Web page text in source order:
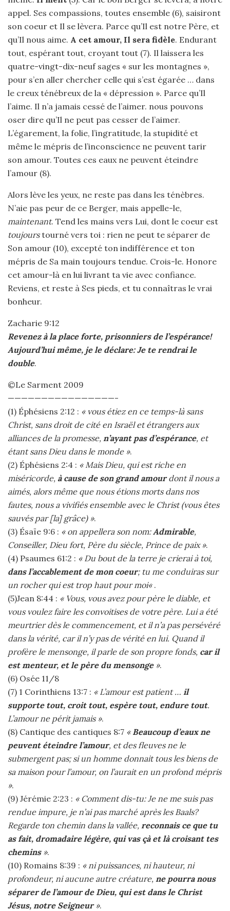
appel. Ses compassions, toutes ensemble (6), saisiront
son coeur et Il se lèvera. Parce qu’Il est notre Père, et
qu’Il nous aime. A cet amour, Il sera fidèle. Endurant
tout, espérant tout, croyant tout (7). Il laissera les
quatre-vingt-dix-neuf sages « sur les montagnes »,
pour s’en aller chercher celle qui s’est égarée … dans
le creux ténébreux de la « dépression ». Parce qu’Il
l’aime. Il n’a jamais cessé de l’aimer. nous pouvons
oser dire qu’Il ne peut pas cesser de l’aimer.
L’égarement, la folie, l’ingratitude, la stupidité et
même le mépris de l’inconscience ne peuvent tarir
son amour. Toutes ces eaux ne peuvent éteindre
l’amour (8).
Alors lève les yeux, ne reste pas dans les ténèbres.
N’aie pas peur de ce Berger, mais appelle-le,
maintenant. Tend les mains vers Lui, dont le coeur est
toujourstourné vers toi : rien ne peut te séparer de
Son amour (10), excepté ton indifférence et ton
mépris de Sa main toujours tendue. Crois-le. Honore
cet amour-là en lui livrant ta vie avec confiance.
Reviens, et reste à Ses pieds, et tu connaîtras le vrai
bonheur.
Zacharie 9:12
Revenez à la place forte, prisonniers de l’espérance!
Aujourd’hui même, je le déclare: Je te rendrai le
double.
©Le Sarment 2009
————————————————-
(1) Éphésiens 2:12 : « vous étiez en ce temps-là sans
Christ, sans droit de cité en Israël et étrangers aux
alliances de la promesse, n’ayant pas d’espérance, et
étant sans Dieu dans le monde ».
(2) Éphésiens 2:4 : « Mais Dieu, qui est riche en
miséricorde, à cause de son grand amourdont il nous a
aimés, alors même que nous étions morts dans nos
fautes, nous a vivifiés ensemble avec le Christ (vous êtes
sauvés par [la] grâce) ».
(3) Ésaïe 9:6 : « on appellera son nom:Admirable,
Conseiller, Dieu fort, Père du siècle, Prince de paix ».
(4) Psaumes 61:2 : « Du bout de la terre je crierai à toi,
dans l’accablement de mon coeur; tu me conduiras sur
un rocher qui est trop haut pour moi«.
(5)Jean 8:44 : « Vous, vous avez pour père le diable, et
vous voulez faire les convoitises de votre père. Lui a été
meurtrier dès le commencement, et il n’a pas persévéré
dans la vérité, car il n’y pas de vérité en lui. Quand il
profère le mensonge, il parle de son propre fonds, car il
est menteur, et le père du mensonge».
(6) Osée 11/8
(7) 1 Corinthiens 13:7 : « L’amour est patient … il
supporte tout, croit tout, espère tout, endure tout.
L’amour ne périt jamais ».
(8) Cantique des cantiques 8:7 « Beaucoup d’eaux ne
peuvent éteindre l’amour, et des fleuves ne le
submergent pas; si un homme donnait tous les biens de
sa maison pour l’amour, on l’aurait en un profond mépris
».
(9) Jérémie 2:23 : « Comment dis-tu: Je ne me suis pas
rendue impure, je n’ai pas marché après les Baals?
Regarde ton chemin dans la vallée, reconnais ce que tu
as fait, dromadaire légère, qui vas çà et là croisant tes
chemins».
(10) Romains 8:39 : « ni puissances, ni hauteur, ni
profondeur, ni aucune autre créature, ne pourra nous
séparer de l’amour de Dieu, qui est dans le Christ
Jésus, notre Seigneur».